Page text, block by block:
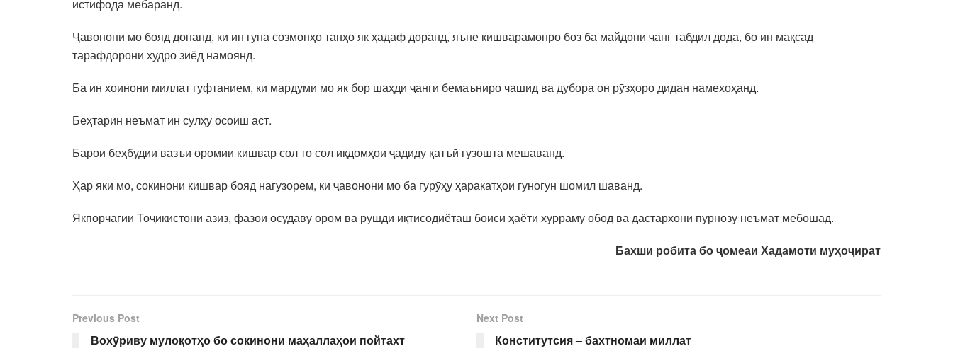
истифода мебаранд.
Ҷавонони мо бояд донанд, ки ин гуна созмонҳо танҳо як ҳадаф доранд, яъне кишварамонро боз ба майдони ҷанг табдил дода, бо ин мақсад
тарафдорони худро зиёд намоянд.
Ба ин хоинони миллат гуфтанием, ки мардуми мо як бор шаҳди ҷанги бемаъниро чашид ва дубора он рӯзҳоро дидан намехоҳанд.
Беҳтарин неъмат ин сулҳу осоиш аст.
Барои беҳбудии вазъи оромии кишвар сол то сол иқдомҳои ҷадиду қатъӣ гузошта мешаванд.
Ҳар яки мо, сокинони кишвар бояд нагузорем, ки ҷавонони мо ба гурӯҳу ҳаракатҳои гуногун шомил шаванд.
Якпорчагии Тоҷикистони азиз, фазои осудаву ором ва рушди иқтисодиёташ боиси ҳаёти хурраму обод ва дастархони пурнозу неъмат мебошад.
Бахши робита бо ҷомеаи Хадамоти муҳоҷират
Previous Post
Вохӯриву мулоқотҳо бо сокинони маҳаллаҳои пойтахт
Next Post
Конститутсия – бахтномаи миллат